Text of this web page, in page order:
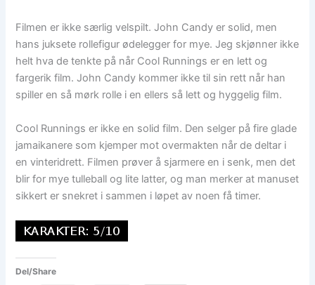
Filmen er ikke særlig velspilt. John Candy er solid, men
hans juksete rollefigur ødelegger for mye. Jeg skjønner ikke
helt hva de tenkte på når Cool Runnings er en lett og
fargerik film. John Candy kommer ikke til sin rett når han
spiller en så mørk rolle i en ellers så lett og hyggelig film.
Cool Runnings er ikke en solid film. Den selger på fire glade
jamaikanere som kjemper mot overmakten når de deltar i
en vinteridrett. Filmen prøver å sjarmere en i senk, men det
blir for mye tulleball og lite latter, og man merker at manuset
sikkert er snekret i sammen i løpet av noen få timer.
Del/Share